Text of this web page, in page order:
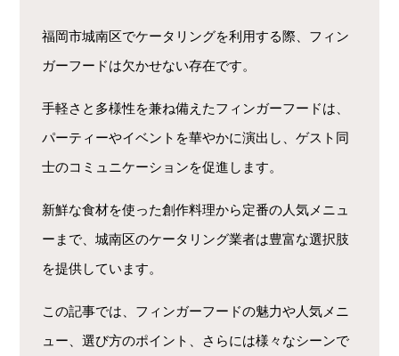
福岡市城南区でケータリングを利用する際、フィン
ガーフードは欠かせない存在です。
手軽さと多様性を兼ね備えたフィンガーフードは、
パーティーやイベントを華やかに演出し、ゲスト同
士のコミュニケーションを促進します。
新鮮な食材を使った創作料理から定番の人気メニュ
ーまで、城南区のケータリング業者は豊富な選択肢
を提供しています。
この記事では、フィンガーフードの魅力や人気メニ
ュー、選び方のポイント、さらには様々なシーンで